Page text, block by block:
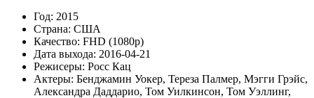
Год: 2015
Страна: США
Качество: FHD (1080p)
Дата выхода: 2016-04-21
Режисеры: Росс Кац
Актеры: Бенджамин Уокер, Тереза Палмер, Мэгги Грэйс,
Александра Даддарио, Том Уилкинсон, Том Уэллинг,